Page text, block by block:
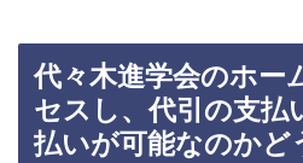
代々木進学会のホー
セスし、代引の支払
払いが可能なのかど